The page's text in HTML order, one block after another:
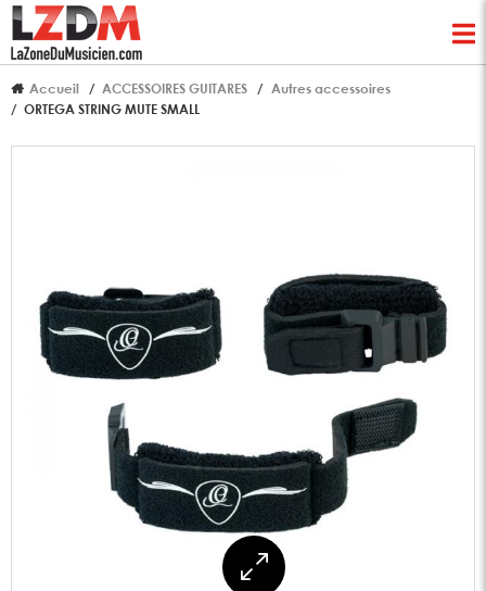
Accueil ACCESSOIRES GUITARES
Autres accessoires
ORTEGA STRING MUTE SMALL